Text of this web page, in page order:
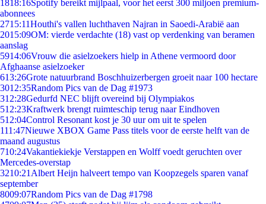
1818:16Spotify bereikt mijlpaal, voor het eerst 300 miljoen premium-
abonnees
2715:11Houthi's vallen luchthaven Najran in Saoedi-Arabië aan
2015:09OM: vierde verdachte (18) vast op verdenking van beramen
aanslag
5914:06Vrouw die asielzoekers hielp in Athene vermoord door
Afghaanse asielzoeker
613:26Grote natuurbrand Boschhuizerbergen groeit naar 100 hectare
3012:35Random Pics van de Dag #1973
312:28Gedurfd NEC blijft overeind bij Olympiakos
512:23Kraftwerk brengt ruimteschip terug naar Eindhoven
512:04Control Resonant kost je 30 uur om uit te spelen
111:47Nieuwe XBOX Game Pass titels voor de eerste helft van de
maand augustus
710:24Vakantiekiekje Verstappen en Wolff voedt geruchten over
Mercedes-overstap
3210:21 Albert Heijn halveert tempo van Koopzegels sparen vanaf
september
8009:07Random Pics van de Dag #1798